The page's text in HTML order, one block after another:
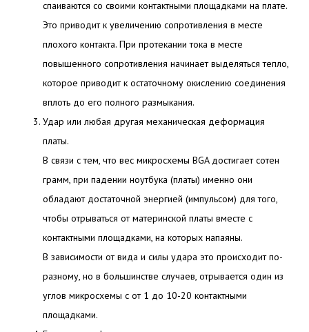
спаиваются со своими контактными площадками на плате.
Это приводит к увеличению сопротивления в месте
плохого контакта. При протекании тока в месте
повышенного сопротивления начинает выделяться тепло,
которое приводит к остаточному окислению соединения
вплоть до его полного размыкания.
Удар или любая другая механическая деформация
платы.
В связи с тем, что вес микросхемы BGA достигает сотен
грамм, при падении ноутбука (платы) именно они
обладают достаточной энергией (импульсом) для того,
чтобы отрываться от материнской платы вместе с
контактными площадками, на которых напаяны.
В зависимости от вида и силы удара это происходит по-
разному, но в большинстве случаев, отрывается один из
углов микросхемы с от 1 до 10-20 контактными
площадками.